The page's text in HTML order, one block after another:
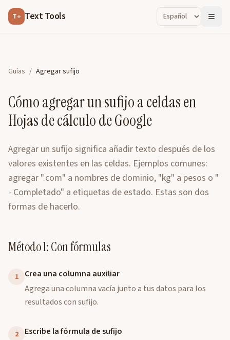
T+ Text Tools
Guías / Agregar sufijo
Cómo agregar un sufijo a celdas en
Hojas de cálculo de Google
Agregar un sufijo significa añadir texto después de los
valores existentes en las celdas. Ejemplos comunes:
agregar ".com" a nombres de dominio, "kg" a pesos o "
- Completado" a etiquetas de estado. Estas son dos
formas de hacerlo.
Método 1: Con fórmulas
1
Crea una columna auxiliar
Agrega una columna vacía junto a tus datos para los
resultados con sufijo.
2
Escribe la fórmula de sufijo